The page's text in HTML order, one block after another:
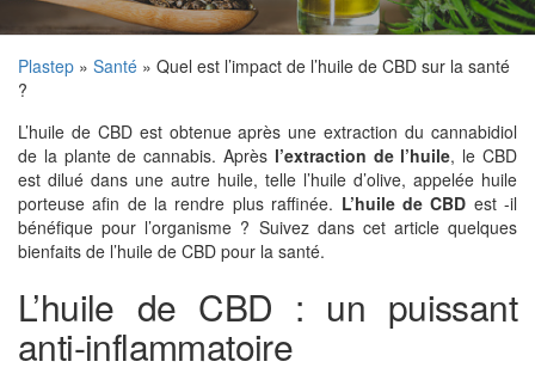
Plastep » Santé » Quel est l’impact de l’huile de CBD sur la santé
?
L’huile de CBD est obtenue après une extraction du cannabidiol
de la plante de cannabis. Après l’extraction de l’huile, le CBD
est dilué dans une autre huile, telle l’huile d’olive, appelée huile
porteuse afin de la rendre plus raffinée. L’huile de CBD est -il
bénéfique pour l’organisme ? Suivez dans cet article quelques
bienfaits de l’huile de CBD pour la santé.
L’huile de CBD : un puissant
anti-inflammatoire